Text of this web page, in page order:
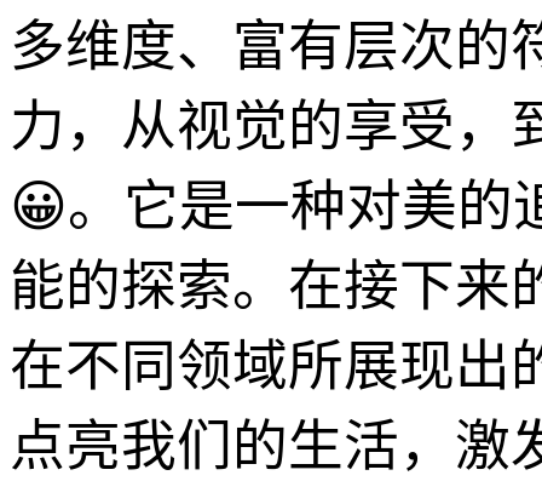
多维度、富有层次的
力，从视觉的享受，
😀。它是一种对美的
能的探索。在接下来
在不同领域所展现出
点亮我们的生活，激